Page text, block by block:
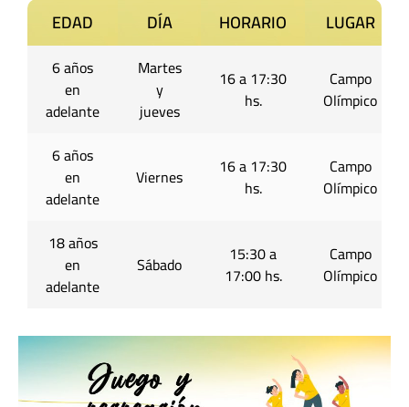
EDAD DÍA HORARIO LUGAR
6 años
en
adelante
Martes
y
jueves
16 a 17:30
hs.
Campo
Olímpico
6 años
en
adelante
Viernes
16 a 17:30
hs.
Campo
Olímpico
18 años
en
adelante
Sábado
15:30 a
17:00 hs.
Campo
Olímpico